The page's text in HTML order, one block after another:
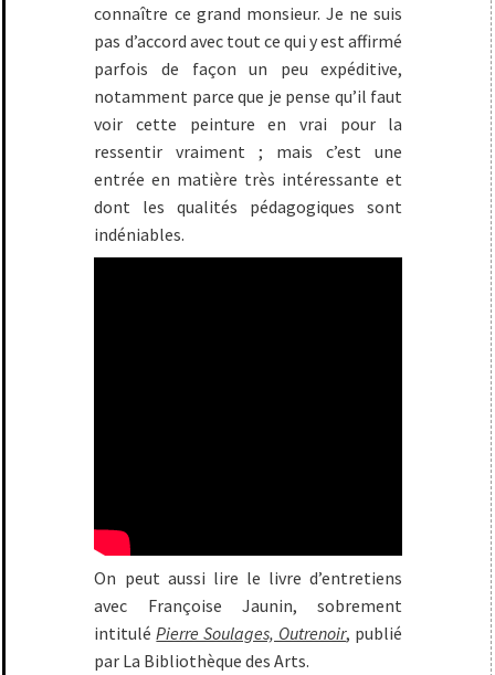
connaître ce grand monsieur. Je ne suis
pas d’accord avec tout ce qui y est affirmé
parfois de façon un peu expéditive,
notamment parce que je pense qu’il faut
voir cette peinture en vrai pour la
ressentir vraiment ; mais c’est une
entrée en matière très intéressante et
dont les qualités pédagogiques sont
indéniables.
On peut aussi lire le livre d’entretiens
avec Françoise Jaunin, sobrement
intituléPierre Soulages, Outrenoir, publié
par La Bibliothèque des Arts.